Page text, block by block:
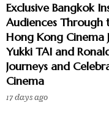
Exclusive Bangkok
Audiences Through
Hong Kong Cinema
Yukki TAI and
Journeys and
Cinema
17 days ago